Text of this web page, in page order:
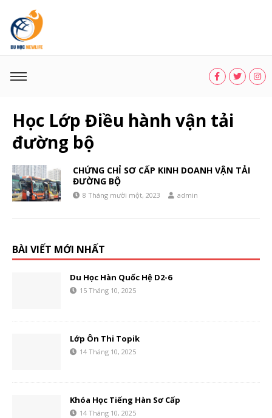
Học Lớp Điều hành vận tải
đường bộ
CHỨNG CHỈ SƠ CẤP KINH DOANH VẬN TẢI
ĐƯỜNG BỘ
8 Tháng mười một, 2023 admin
BÀI VIẾT MỚI NHẤT
Du Học Hàn Quốc Hệ D2-6
15 Tháng 10, 2025
Lớp Ôn Thi Topik
14 Tháng 10, 2025
Khóa Học Tiếng Hàn Sơ Cấp
14 Tháng 10, 2025